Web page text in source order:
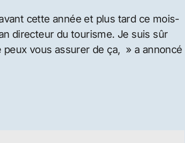
cette année et plus tard ce mois-
directeur du tourisme. Je suis sûr
vous assurer de ça, » a annoncé